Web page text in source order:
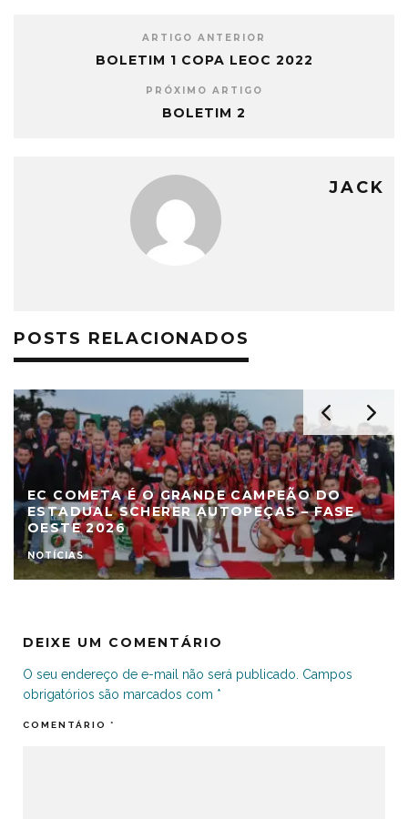
ARTIGO ANTERIOR
BOLETIM 1 COPA LEOC 2022
PRÓXIMO ARTIGO
BOLETIM 2
JACK
POSTS RELACIONADOS
EC COMETA É O GRANDE CAMPEÃO DO
ESTADUAL SCHERER AUTOPEÇAS – FASE
OESTE 2026
NOTÍCIAS
DEIXE UM COMENTÁRIO
O seu endereço de e-mail não será publicado. Campos
obrigatórios são marcados com *
COMENTÁRIO *